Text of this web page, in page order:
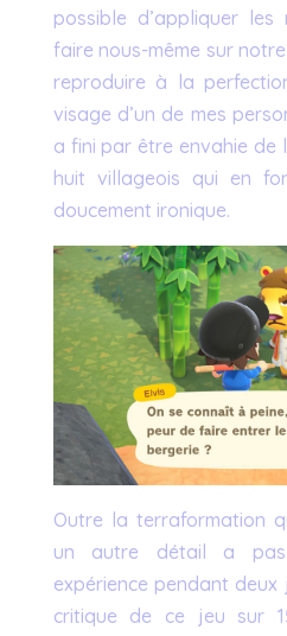
possible d’appliquer
faire nous-même sur
reproduire à la
visage d’un de mes
a fini par être envahie de
huit villageois qui en
doucement ironique.
Outre la terraformation
un autre détail a
expérience pendant
critique de ce jeu sur